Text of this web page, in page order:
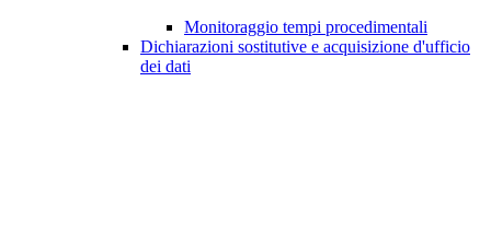
Monitoraggio tempi procedimentali
Dichiarazioni sostitutive e acquisizione d'ufficio
dei dati